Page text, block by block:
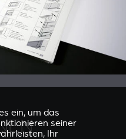
ein, um das
seiner
Ihr